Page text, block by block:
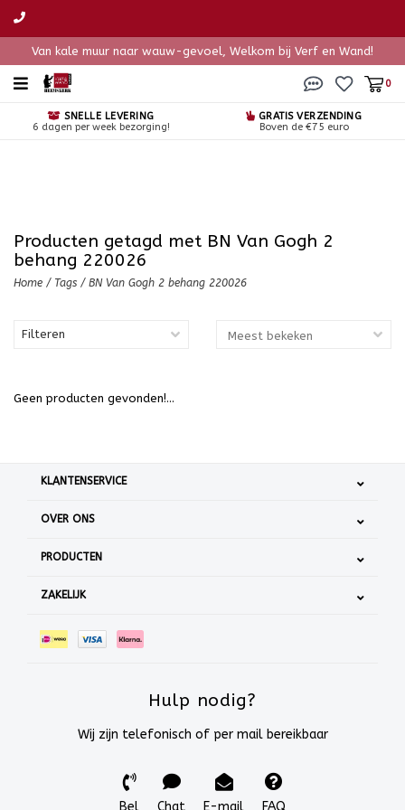
Van kale muur naar wauw-gevoel, Welkom bij Verf en Wand!
0
SNELLE LEVERING
6 dagen per week bezorging!
GRATIS VERZENDING
Boven de €75 euro
Producten getagd met BN Van Gogh 2
behang 220026
Home / Tags / BN Van Gogh 2 behang 220026
Filteren
Geen producten gevonden!...
KLANTENSERVICE
OVER ONS
PRODUCTEN
ZAKELIJK
Hulp nodig?
Wij zijn telefonisch of per mail bereikbaar
Bel Chat E-mail FAQ